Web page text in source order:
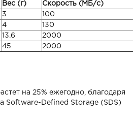
Вес (г)
Скорость (МБ/с)
3
100
4
130
13.6
2000
45 2000
на 25% ежегодно, благодаря
Software-Defined Storage (SDS)